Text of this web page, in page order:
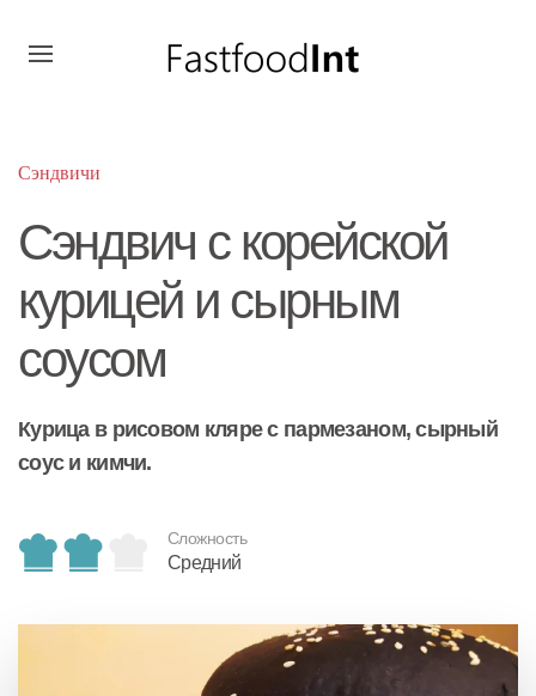
Сэндвичи
Сэндвич с корейской
курицей и сырным
соусом
Курица в рисовом кляре с пармезаном, сырный
соус и кимчи.
Сложность
Средний